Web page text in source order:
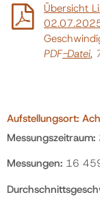
Übersicht
PDF-Datei,
Aufstellungsort:
Messungszeitraum:
Messungen: 16